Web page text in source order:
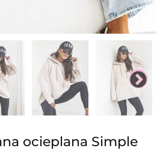
ocieplana Simple